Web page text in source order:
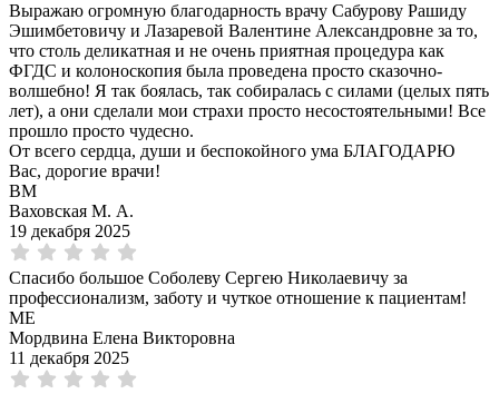
Выражаю огромную благодарность врачу Сабурову Рашиду
Эшимбетовичу и Лазаревой Валентине Александровне за то,
что столь деликатная и не очень приятная процедура как
ФГДС и колоноскопия была проведена просто сказочно-
волшебно! Я так боялась, так собиралась с силами (целых пять
лет), а они сделали мои страхи просто несостоятельными! Все
прошло просто чудесно.
От всего сердца, души и беспокойного ума БЛАГОДАРЮ
Вас, дорогие врачи!
ВМ
Ваховская М. А.
19 декабря 2025
Спасибо большое Соболеву Сергею Николаевичу за
профессионализм, заботу и чуткое отношение к пациентам!
МЕ
Мордвина Елена Викторовна
11 декабря 2025